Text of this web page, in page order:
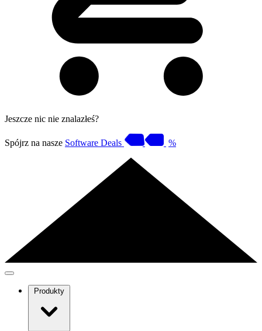
Jeszcze nic nie znalazłeś?
Spójrz na nasze Software Deals %
Produkty